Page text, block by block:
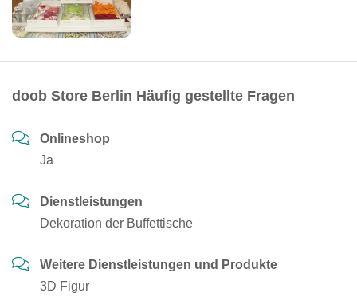
doob Store Berlin Häufig gestellte Fragen
Onlineshop
Ja
Dienstleistungen
Dekoration der Buffettische
Weitere Dienstleistungen und Produkte
3D Figur